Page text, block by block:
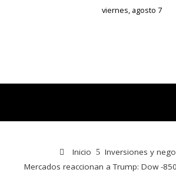
viernes, agosto 7
Inicio
Inversiones y
Mercados reaccionan a Trump: Dow -